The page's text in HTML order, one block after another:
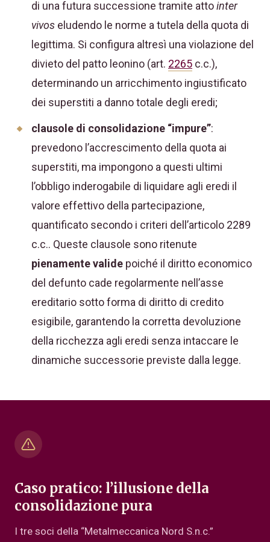
di una futura successione tramite attointer
vivos eludendo le norme a tutela della quota di
legittima. Si configura altresì una violazione del
divieto del patto leonino (art. 2265 c.c.),
determinando un arricchimento ingiustificato
dei superstiti a danno totale degli eredi;
clausole di consolidazione “impure”:
prevedono l’accrescimento della quota ai
superstiti, ma impongono a questi ultimi
l’obbligo inderogabile di liquidare agli eredi il
valore effettivo della partecipazione,
quantificato secondo i criteri dell’articolo 2289
c.c.. Queste clausole sono ritenute
pienamente valide poiché il diritto economico
del defunto cade regolarmente nell’asse
ereditario sotto forma di diritto di credito
esigibile, garantendo la corretta devoluzione
della ricchezza agli eredi senza intaccare le
dinamiche successorie previste dalla legge.
Caso pratico: l’illusione della
consolidazione pura
I tre soci della “Metalmeccanica Nord S.n.c.”